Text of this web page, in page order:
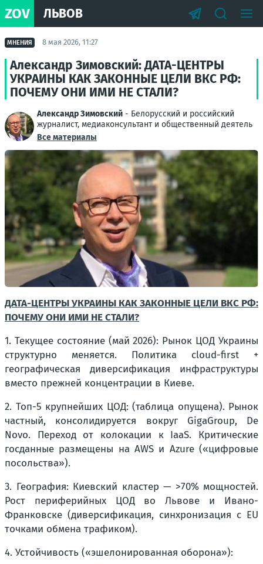
ZOV ЛЬВОВ
МНЕНИЯ 8 мая 2026, 11:27
Александр Зимовский: ДАТА-ЦЕНТРЫ
УКРАИНЫ КАК ЗАКОННЫЕ ЦЕЛИ ВКС РФ:
ПОЧЕМУ ОНИ ИМИ НЕ СТАЛИ?
Александр Зимовский - Белорусский и российский
журналист, медиаконсультант и общественный деятель
Все материалы
ДАТА-ЦЕНТРЫ УКРАИНЫ КАК ЗАКОННЫЕ ЦЕЛИ ВКС РФ:
ПОЧЕМУ ОНИ ИМИ НЕ СТАЛИ?
1. Текущее состояние (май 2026): Рынок ЦОД Украины
структурно меняется. Политика cloud-first +
географическая диверсификация инфраструктуры
вместо прежней концентрации в Киеве.
2. Топ-5 крупнейших ЦОД: (таблица опущена). Рынок
частный, консолидируется вокруг GigaGroup, De
Novo. Переход от колокации к IaaS. Критические
госданные размещены на AWS и Azure («цифровые
посольства»).
3. География: Киевский кластер — >70% мощностей.
Рост периферийных ЦОД во Львове и Ивано-
Франковске (диверсификация, синхронизация с EU
точками обмена трафиком).
4. Устойчивость («эшелонированная оборона»):